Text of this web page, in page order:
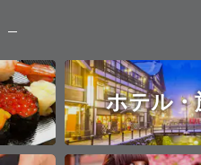
ホテル・